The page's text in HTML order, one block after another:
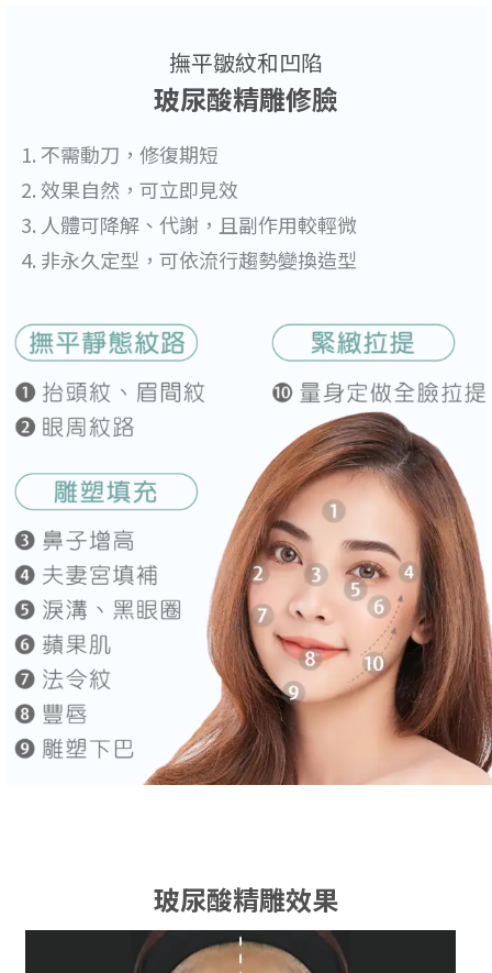
撫平皺紋和凹陷
玻尿酸精雕修臉
不需動刀，修復期短
效果自然，可立即見效
人體可降解、代謝，且副作用較輕微
非永久定型，可依流行趨勢變換造型
玻尿酸精雕效果